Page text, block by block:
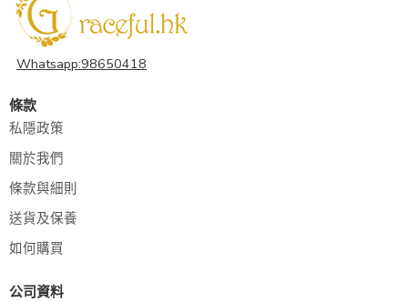
Whatsapp:98650418
條款
私隱政策
關於我們
條款與細則
送貨及保養
如何購買
公司資料